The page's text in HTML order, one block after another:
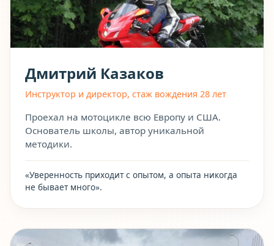
Дмитрий Казаков
Инструктор и директор, стаж вождения 28 лет
Проехал на мотоцикле всю Европу и США.
Основатель школы, автор уникальной
методики.
«Уверенность приходит с опытом, а опыта никогда
не бывает много».